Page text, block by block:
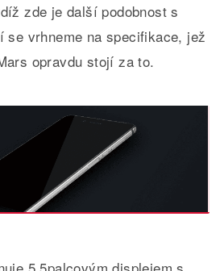
zde je další podobnost s
se vrhneme na specifikace, jež
opravdu stojí za to.